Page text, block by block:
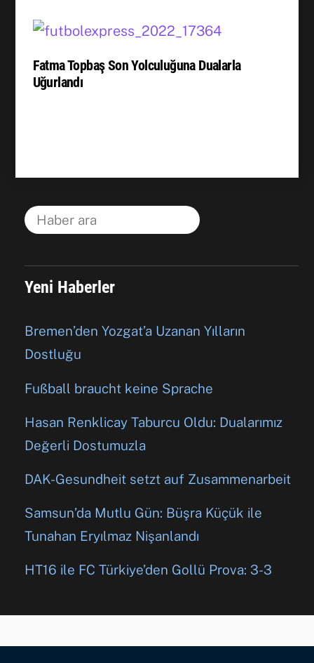
Fatma Topbaş Son Yolculuğuna Dualarla
Uğurlandı
Yeni Haberler
Bremen’den Yozgat’a Uzanan Yılların
Dostluğu
Fußball braucht keine Sprache
Hasan Renklicay Taburcu Oldu: Dualarımız
Değerli Dostumuzla
DAK-Gesundheit setzt auf Zusammenarbeit
Samsun’da Mutlu Gün: Büşra Küçük ile
Tunahan Eryılmaz Nişanlandı
HT16 ile FC Türkiye’den Gollü Prova: 3-3